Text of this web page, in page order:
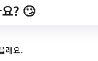
? 🙄
래요.